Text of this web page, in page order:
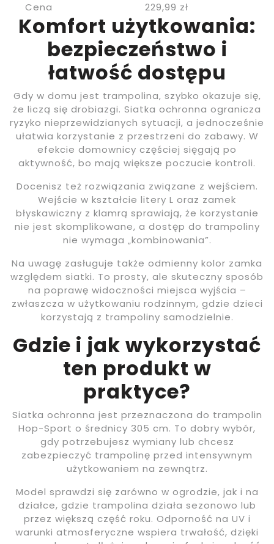
Cena
229,99 zł
Komfort użytkowania:
bezpieczeństwo i
łatwość dostępu
Gdy w domu jest trampolina, szybko okazuje się,
że liczą się drobiazgi. Siatka ochronna ogranicza
ryzyko nieprzewidzianych sytuacji, a jednocześnie
ułatwia korzystanie z przestrzeni do zabawy. W
efekcie domownicy częściej sięgają po
aktywność, bo mają większe poczucie kontroli.
Docenisz też rozwiązania związane z wejściem.
Wejście w kształcie litery L oraz zamek
błyskawiczny z klamrą sprawiają, że korzystanie
nie jest skomplikowane, a dostęp do trampoliny
nie wymaga „kombinowania”.
Na uwagę zasługuje także odmienny kolor zamka
względem siatki. To prosty, ale skuteczny sposób
na poprawę widoczności miejsca wyjścia –
zwłaszcza w użytkowaniu rodzinnym, gdzie dzieci
korzystają z trampoliny samodzielnie.
Gdzie i jak wykorzystać
ten produkt w
praktyce?
Siatka ochronna jest przeznaczona do trampolin
Hop-Sport o średnicy 305 cm. To dobry wybór,
gdy potrzebujesz wymiany lub chcesz
zabezpieczyć trampolinę przed intensywnym
użytkowaniem na zewnątrz.
Model sprawdzi się zarówno w ogrodzie, jak i na
działce, gdzie trampolina działa sezonowo lub
przez większą część roku. Odporność na UV i
warunki atmosferyczne wspiera trwałość, dzięki